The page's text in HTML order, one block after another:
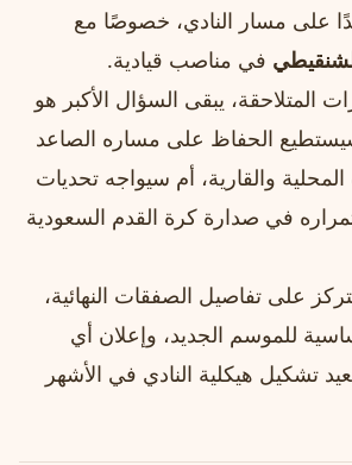
على مسار النادي، خصوصًا مع
في مناصب قيادية.
المتلاحقة، يبقى السؤال الأكبر هو
الحفاظ على مساره الصاعد
والقارية، أم سيواجه تحديات
في صدارة كرة القدم السعودية
على تفاصيل الصفقات النهائية،
للموسم الجديد، وإعلان أي
تشكيل هيكلية النادي في الأشهر